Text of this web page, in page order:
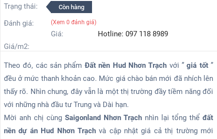
Trạng thái: Còn hàng
Đánh giá: (Xem 0 đánh giá)
Giá:
Hotline: 097 118 8989
Giá/m2:
Theo đó, các sản phẩmĐất nền Hud Nhơn Trạch với ”giá tốt”
đều ở mức thanh khoản cao. Mức giá chào bán mới đã nhích lên
thấy rõ. Nhìn chung, đây vẫn là một thị trường đầy tiềm năng đối
với những nhà đầu tư Trung và Dài hạn.
Mời anh chị cùng Saigonland Nhơn Trạch nhìn lại tổng thểđất
nền dự án Hud Nhơn Trạchvà cập nhật giá cả thị trường mới